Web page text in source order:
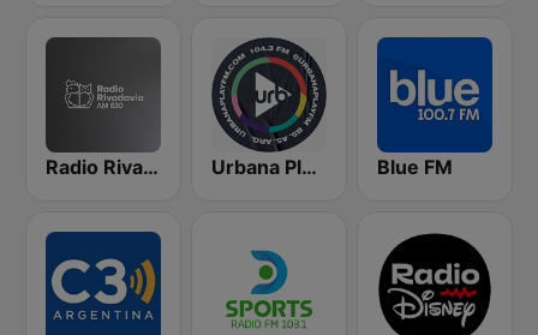
Radio Rivadavia 630 AM Urbana Play 104.3 FM Blue FM